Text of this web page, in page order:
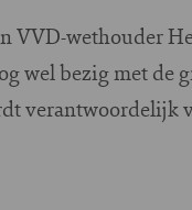
VVD-wethouder
wel bezig met de